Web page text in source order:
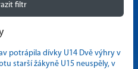
filtr
potrápila dívky U14 Dvě výhry v
starší žákyně U15 neuspěly, v